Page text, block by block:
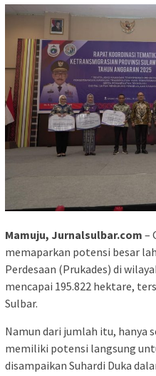
Mamuju, Jurnalsulbar.com –
memaparkan potensi besar
Perdesaan (Prukades) di
mencapai 195.822 hektare,
Sulbar.
Namun dari jumlah itu, hanya
memiliki potensi langsung
disampaikan Suhardi Duka